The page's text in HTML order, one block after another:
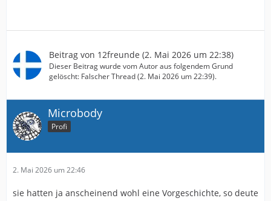
Beitrag von 12freunde (2. Mai 2026 um 22:38)
Dieser Beitrag wurde vom Autor aus folgendem Grund
gelöscht: Falscher Thread (2. Mai 2026 um 22:39).
Microbody
Profi
2. Mai 2026 um 22:46
sie hatten ja anscheinend wohl eine Vorgeschichte, so deute